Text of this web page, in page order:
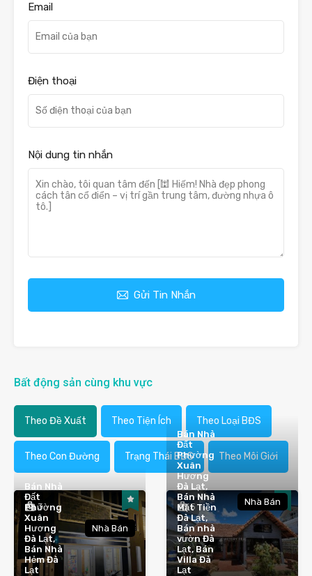
Email
Điện thoại
Nội dung tin nhắn
Gửi Tin Nhắn
Bất động sản cùng khu vực
Theo Đề Xuất Theo Tiện Ích Theo Loại BĐS
Theo Con Đường Trạng Thái BĐS Theo Môi Giới
3
Bán Nhà
Đất
Phường
Xuân
Hương
Đà Lạt,
Bán Nhà
Hẻm Đà
Lạt
Nhà Bán
5
Bán Nhà
Đất
Phường
Xuân
Hương
Đà Lạt,
Bán Nhà
Mặt Tiền
Đà Lạt,
Bán nhà
vườn Đà
Lạt, Bán
Villa Đà
Lạt
Nhà Bán